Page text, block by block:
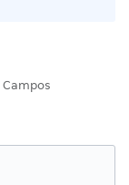
Campos